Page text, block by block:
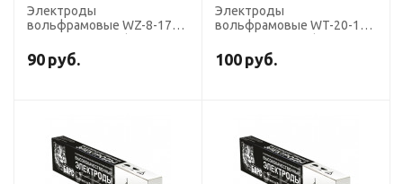
Электроды
вольфрамовые WZ-8-175
алюм.+цвет.мет., белые),
для ручной сварки
90 руб.
Электроды
вольфрамовые WT-20-175
нерж.+цвет.мет., красные),
для ручной сварки
100 руб.